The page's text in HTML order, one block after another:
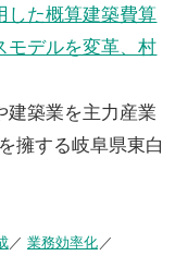
した概算建築費算
モデルを変革、村
建築業を主力産業
擁する岐阜県東白
業務効率化